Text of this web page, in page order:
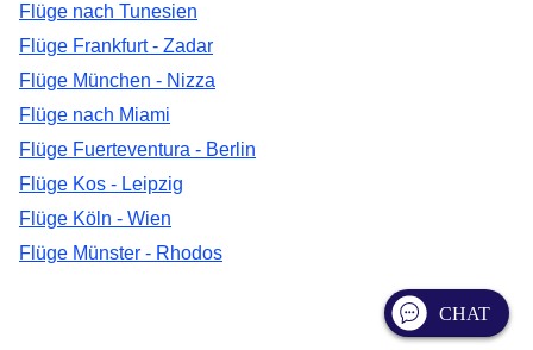
Flüge nach Tunesien
Flüge Frankfurt - Zadar
Flüge München - Nizza
Flüge nach Miami
Flüge Fuerteventura - Berlin
Flüge Kos - Leipzig
Flüge Köln - Wien
Flüge Münster - Rhodos
CHAT